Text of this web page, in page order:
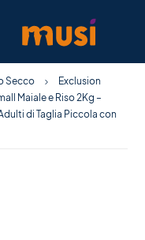
Secco
Exclusion
Maiale e Riso 2Kg –
di Taglia Piccola con